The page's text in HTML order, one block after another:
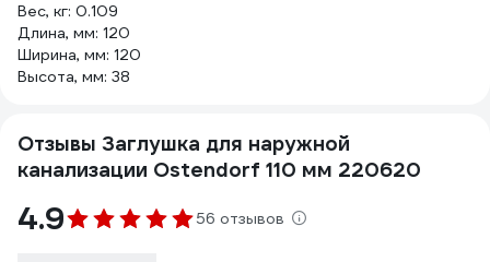
Вес, кг: 0.109
Длина, мм: 120
Ширина, мм: 120
Высота, мм: 38
Отзывы Заглушка для наружной
канализации Ostendorf 110 мм 220620
4.9 56 отзывов